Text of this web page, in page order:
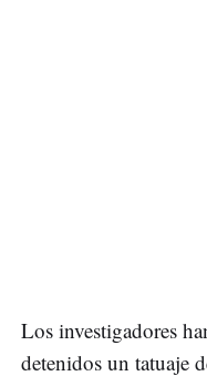
Los investigadores
detenidos un tatuaje